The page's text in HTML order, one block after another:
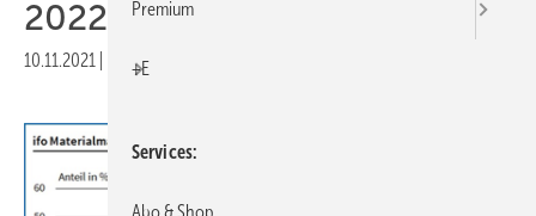
2022
10.11.2021 Druckvorschau
Premium
+E
Services
Abo & Shop